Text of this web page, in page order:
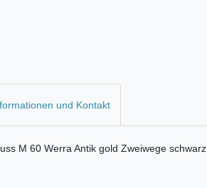
und Kontakt
M 60 Werra Antik gold Zweiwege schwarz